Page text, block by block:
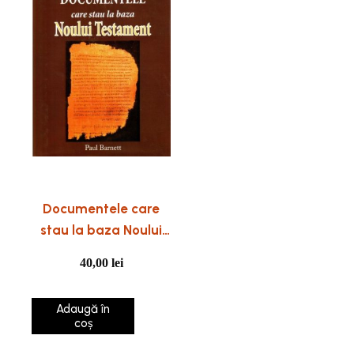
Documentele care
stau la baza Noului
40,00 lei
Adaugă în
coș